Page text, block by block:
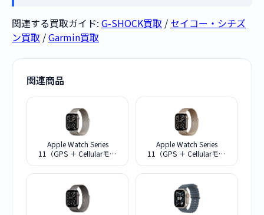
関連する買取ガイド: G-SHOCK買取 / セイコー・シチズ
ン買取 /Garmin買取
関連商品
Apple Watch Series
11（GPS ＋ Cellularモデ
タニウムケースとナチュラ
MFCY4J/A
Apple Watch Series
11（GPS ＋ Cellularモデ
ニウムケースとゴールドミ
ラネーゼループ - S/M
MFD74J/A